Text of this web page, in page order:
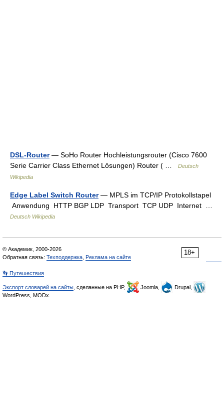
DSL-Router— SoHo Router Hochleistungsrouter (Cisco 7600
Serie Carrier Class Ethernet Lösungen) Router ( …
Deutsch
Wikipedia
Edge Label Switch Router— MPLS im TCP/IP Protokollstapel
Anwendung HTTP BGP LDP Transport TCP UDP Internet …
Deutsch Wikipedia
18+
© Академик, 2000-2026
Обратная связь: Техподдержка Реклама на сайте
👣 Путешествия
Экспорт словарей на сайты , сделанные на PHP, Joomla,
Drupal,
WordPress, MODx.